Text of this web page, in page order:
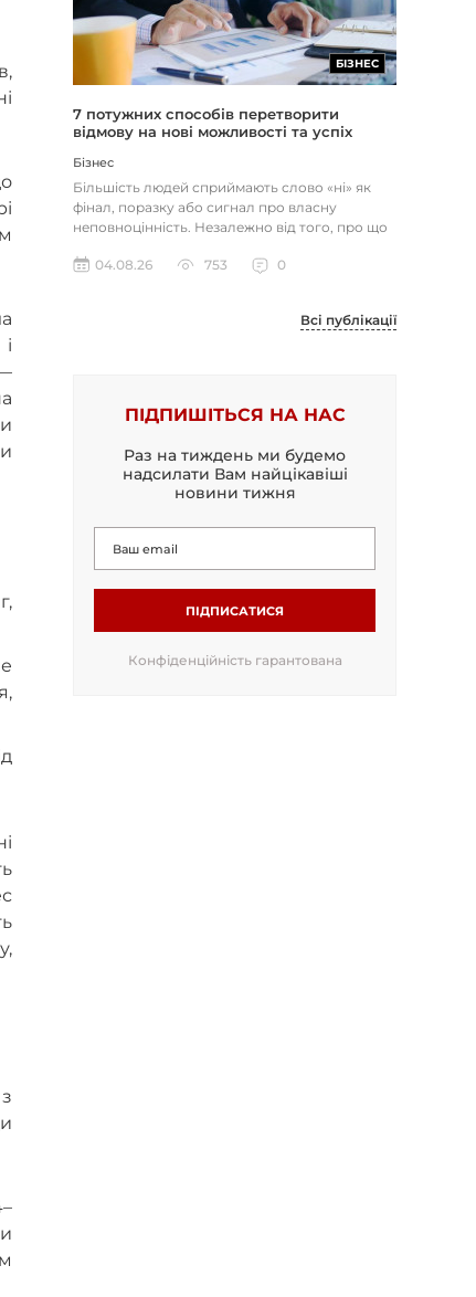
БІЗНЕС
7 потужних способів перетворити
відмову на нові можливості та успіх
Бізнес
Більшість людей сприймають слово «ні» як
фінал, поразку або сигнал про власну
неповноцінність. Незалежно від того, про що
04.08.26
753 0
Всі публікації
ПІДПИШІТЬСЯ НА НАС
Раз на тиждень ми будемо
надсилати Вам найцікавіші
новини тижня
ПІДПИСАТИСЯ
Конфіденційність гарантована